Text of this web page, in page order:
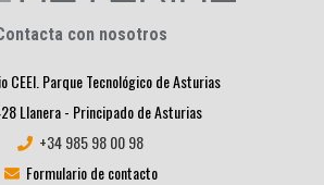
con nosotros
CEEI. Parque Tecnológico de Asturias
Llanera - Principado de Asturias
+34 985 98 00 98
Formulario de contacto